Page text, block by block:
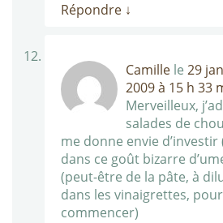
Répondre ↓
Camille le 29
2009 à 15 h 33
Merveilleux,
salades de
me donne envie d’investir
dans ce goût bizarre
(peut-être de la pâte, à
dans les vinaigrettes, pour
commencer)